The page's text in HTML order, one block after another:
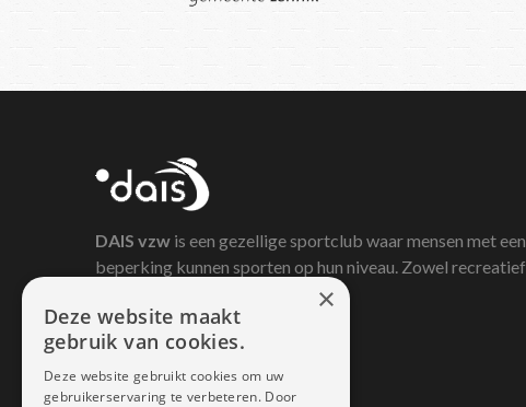
DAIS vzw is een gezellige sportclub waar mensen met een
beperking kunnen sporten op hun niveau. Zowel recreatief
×
Deze website maakt
gebruik van cookies.
Deze website gebruikt cookies om uw
gebruikerservaring te verbeteren. Door